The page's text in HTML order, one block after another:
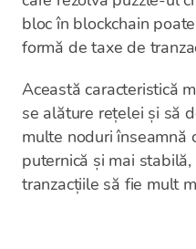
bloc în blockchain
formă de taxe de
Această caracteristică
se alăture rețelei și să
multe noduri înseamnă
puternică și mai stabilă,
tranzacțiile să fie mult